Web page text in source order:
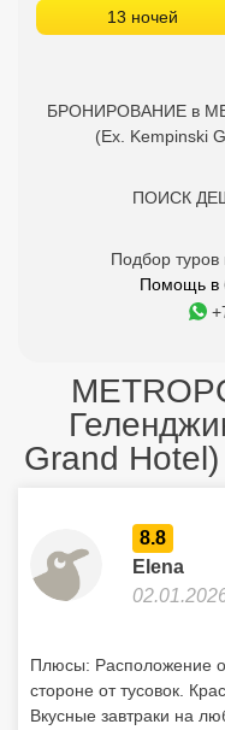
13 ночей
БРОНИРОВАНИЕ в
(Ex. Kempinski
ПОИСК
Подбор
Помощь в
Grand
8.8
Elena
Плюсы: Расположение
стороне от тусовок.
Вкусные завтраки на